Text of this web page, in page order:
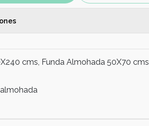
cms, Funda Almohada 50X70 cms